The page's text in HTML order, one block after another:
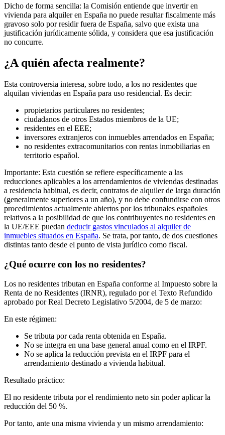
Dicho de forma sencilla: la Comisión entiende que invertir en
vivienda para alquiler en España no puede resultar fiscalmente más
gravoso solo por residir fuera de España, salvo que exista una
justificación jurídicamente sólida, y considera que esa justificación
no concurre.
¿A quién afecta realmente?
Esta controversia interesa, sobre todo, a los no residentes que
alquilan viviendas en España para uso residencial. Es decir:
propietarios particulares no residentes;
ciudadanos de otros Estados miembros de la UE;
residentes en el EEE;
inversores extranjeros con inmuebles arrendados en España;
no residentes extracomunitarios con rentas inmobiliarias en
territorio español.
Importante: Esta cuestión se refiere específicamente a las
reducciones aplicables a los arrendamientos de viviendas destinadas
a residencia habitual, es decir, contratos de alquiler de larga duración
(generalmente superiores a un año), y no debe confundirse con otros
procedimientos actualmente abiertos por los tribunales españoles
relativos a la posibilidad de que los contribuyentes no residentes en
la UE/EEE puedan deducir gastos vinculados al alquiler de
inmuebles situados en España. Se trata, por tanto, de dos cuestiones
distintas tanto desde el punto de vista jurídico como fiscal.
¿Qué ocurre con los no residentes?
Los no residentes tributan en España conforme al Impuesto sobre la
Renta de no Residentes (IRNR), regulado por el Texto Refundido
aprobado por Real Decreto Legislativo 5/2004, de 5 de marzo:
En este régimen:
Se tributa por cada renta obtenida en España.
No se integra en una base general anual como en el IRPF.
No se aplica la reducción prevista en el IRPF para el
arrendamiento destinado a vivienda habitual.
Resultado práctico:
El no residente tributa por el rendimiento neto sin poder aplicar la
reducción del 50 %.
Por tanto, ante una misma vivienda y un mismo arrendamiento: